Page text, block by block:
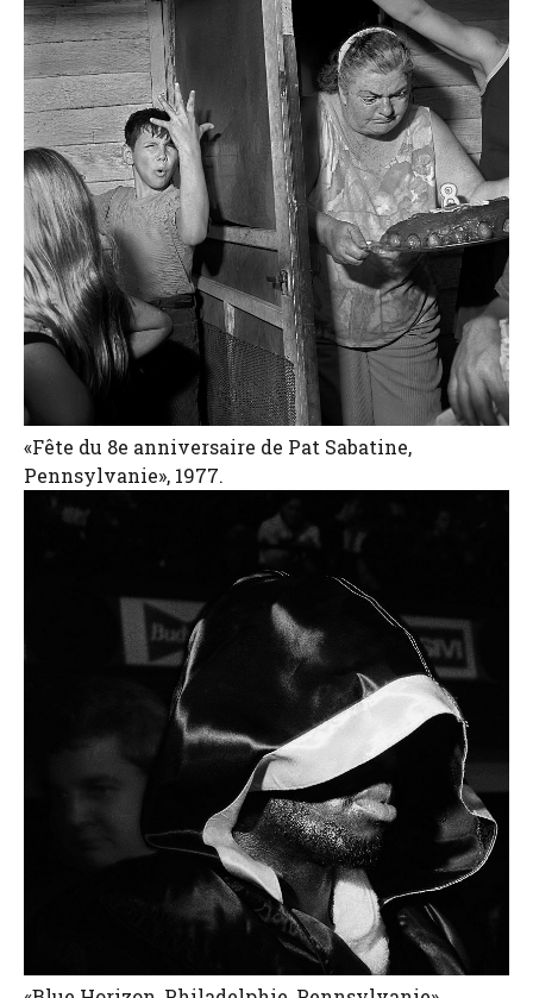
«Fête du 8e anniversaire de Pat Sabatine,
Pennsylvanie», 1977.